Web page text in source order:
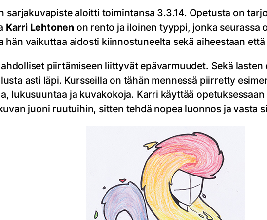
sarjakuvapiste aloitti toimintansa 3.3.14. Opetusta on
Karri Lehtonen on rento ja iloinen tyyppi, jonka seurassa
hän vaikuttaa aidosti kiinnostuneelta sekä aiheestaan
piirtämiseen liittyvät epävarmuudet. Sekä
asti läpi. Kursseilla on tähän mennessä piirretty
lukusuuntaa ja kuvakokoja. Karri käyttää opetuksessaan
juoni ruutuihin, sitten tehdä nopea luonnos ja vasta